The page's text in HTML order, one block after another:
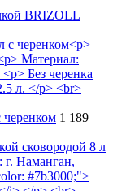
BRIZOLL
черенком 1 189